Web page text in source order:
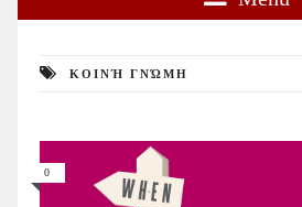
ΚΟΙΝΉ ΓΝΏΜΗ
0